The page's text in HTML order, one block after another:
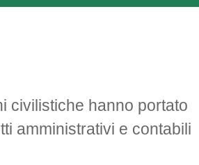
civilistiche hanno portato
amministrativi e contabili